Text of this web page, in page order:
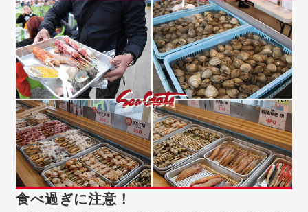
食べ過ぎに注意！